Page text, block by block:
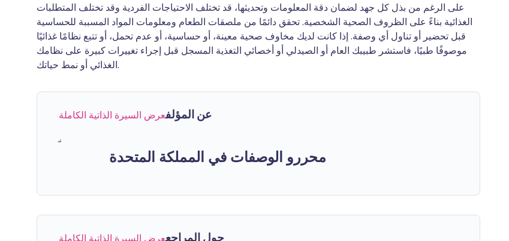
على الرغم من بذل كل جهد لضمان دقة المعلومات وتحديثها، قد تختلف الاحتياجات الفردية وقد تختلف المتطلبات
الغذائية بناءً على الظروف الصحية الشخصية. تحقق دائمًا من ملصقات الطعام ومعلومات المواد المسببة للحساسية
قبل تحضير أو تناول أي وصفة. إذا كانت لديك مخاوف صحية معينة، أو حساسية، أو عدم تحمل، أو تتبع نظامًا غذائيًا
موصوفًا طبيًا، فاستشر طبيبك العام أو الصيدلي أو أخصائي التغذية المسجل قبل إجراء تغييرات كبيرة على نظامك
الغذائي أو نمط حياتك.
عن المؤلفعرض السيرة الذاتية الكاملة
محررو الوصفات في المملكة المتحدة
حول المراجع